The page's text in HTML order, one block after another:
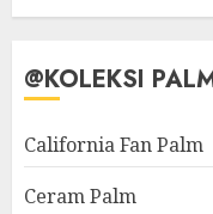
@KOLEKSI
California Fan Palm
Ceram Palm